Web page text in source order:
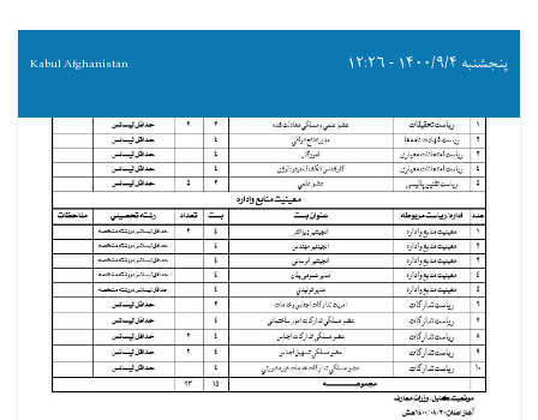
پنجشنبه ۱۴۰۰/۹/۴ - ۱۲:۲۶ Kabul Afghanistan